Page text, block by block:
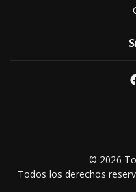
© 2026
Todos los derechos